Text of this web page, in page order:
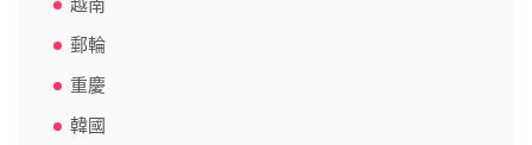
郵輪
重慶
韓國